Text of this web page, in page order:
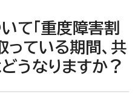
て「重度障害割
っている期間、共
うなりますか？